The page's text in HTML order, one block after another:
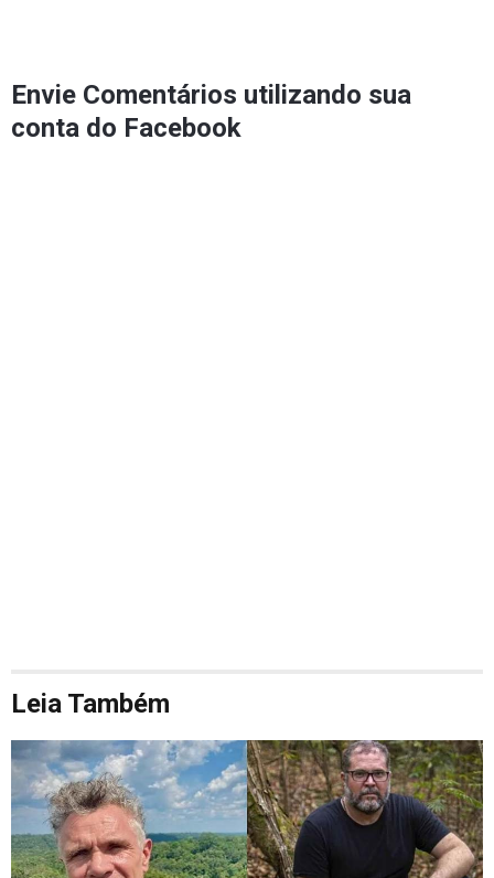
Envie Comentários utilizando sua
conta do Facebook
Leia Também